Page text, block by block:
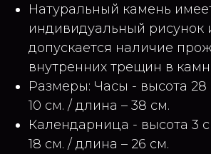
Натуральный камень
индивидуальный рисунок
допускается наличие
внутренних трещин в
Размеры: Часы - высота
10 см. / длина – 38 см.
Календарница - высота 3
18 см. / длина – 26 см.